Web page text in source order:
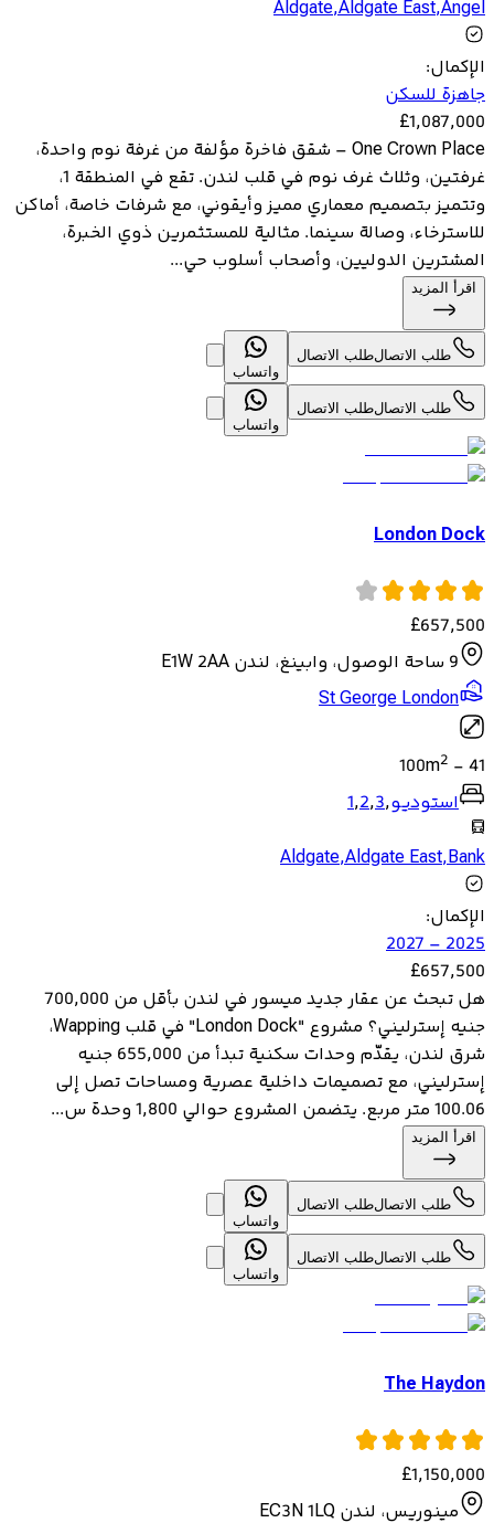
Aldgate,Aldgate East,Angel
الإكمال:
جاهزة للسكن
£1,087,000
One Crown Place – شقق فاخرة مؤلفة من غرفة نوم واحدة،
غرفتين، وثلاث غرف نوم في قلب لندن. تقع في المنطقة 1،
وتتميز بتصميم معماري مميز وأيقوني، مع شرفات خاصة، أماكن
للاسترخاء، وصالة سينما. مثالية للمستثمرين ذوي الخبرة،
المشترين الدوليين، وأصحاب أسلوب حي...
اقرأ المزيد
طلب الاتصالطلب الاتصال
واتساب
طلب الاتصالطلب الاتصال
واتساب
London Dock
£657,500
9 ساحة الوصول، وابينغ، لندن E1W 2AA
St George London
41
-
100m2
استوديو,
1,2,3
Aldgate,Aldgate East,Bank
الإكمال:
2025 – 2027
£657,500
هل تبحث عن عقار جديد ميسور في لندن بأقل من 700,000
جنيه إسترليني؟ مشروع "London Dock" في قلب Wapping،
شرق لندن، يقدّم وحدات سكنية تبدأ من 655,000 جنيه
إسترليني، مع تصميمات داخلية عصرية ومساحات تصل إلى
100.06 متر مربع. يتضمن المشروع حوالي 1,800 وحدة س...
اقرأ المزيد
طلب الاتصالطلب الاتصال
واتساب
طلب الاتصالطلب الاتصال
واتساب
The Haydon
£1,150,000
مينوريس، لندن EC3N 1LQ